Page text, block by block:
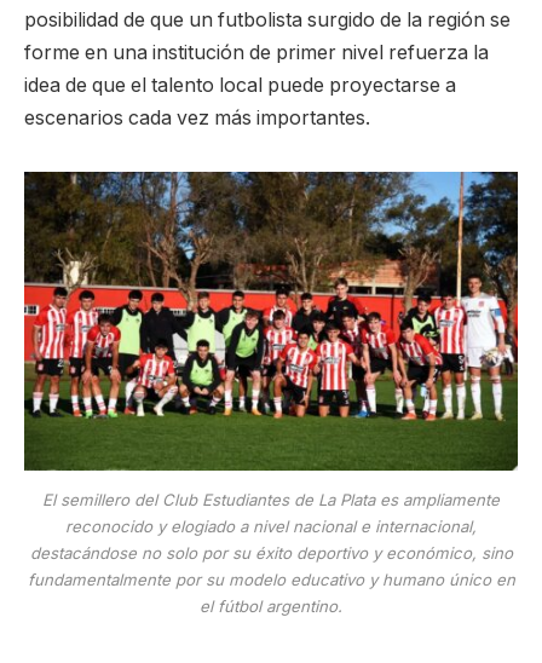
posibilidad de que un futbolista surgido de la región se
forme en una institución de primer nivel refuerza la
idea de que el talento local puede proyectarse a
escenarios cada vez más importantes.
El semillero del Club Estudiantes de La Plata es ampliamente
reconocido y elogiado a nivel nacional e internacional,
destacándose no solo por su éxito deportivo y económico, sino
fundamentalmente por su modelo educativo y humano único en
el fútbol argentino.